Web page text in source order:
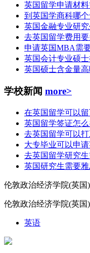
英国留学申请材料
到英国学商科哪个
英国金融专业研
去英国留学费用要
申请英国MBA需
英国会计专业硕
英国硕士含金量高
学校新闻 more>
在英国留学可以
英国留学签证怎么
去英国留学可以打
大专毕业可以申
去英国留学研究
英国研究生需要
伦敦政治经济学院(英国)
伦敦政治经济学院(英国)
英语